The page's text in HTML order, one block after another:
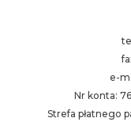
e-
Nr konta:
Strefa płatnego